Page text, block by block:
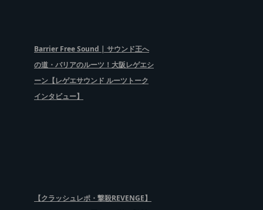
Barrier Free Sound | サウンド王へ
の道・バリアのルーツ！大阪レゲエシ
ーン【レゲエサウンド ルーツトーク
インタビュー】
【クラッシュレポ・撃殺REVENGE】